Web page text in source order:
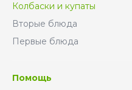
Колбаски и купаты
Вторые блюда
Первые блюда
Помощь